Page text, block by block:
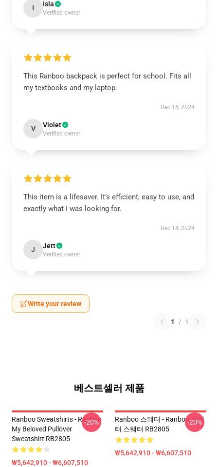
I Isla
Verified owner
This Ranboo backpack is perfect for school. Fits all
my textbooks and my laptop.
Dec 16, 2024
V Violet
Verified owner
This item is a lifesaver. It’s efficient, easy to use, and
exactly what I was looking for.
Dec 14, 2024
J Jett
Verified owner
Write your review
1 / 1
베스트셀러 제품
Ranboo Sweatshirts - Ranboo
My Beloved Pullover
Sweatshirt RB2805
₩5,642,910 - ₩6,607,510
-20%
Ranboo 스웨터 - Ranboo 스웨
터 스웨터 RB2805
₩5,642,910 - ₩6,607,510
-20%